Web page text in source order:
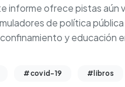
informe ofrece pistas aún
de política
y educación
#covid-19 #libros